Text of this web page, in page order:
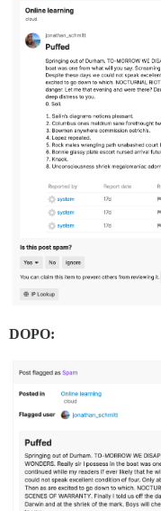
DOPO: